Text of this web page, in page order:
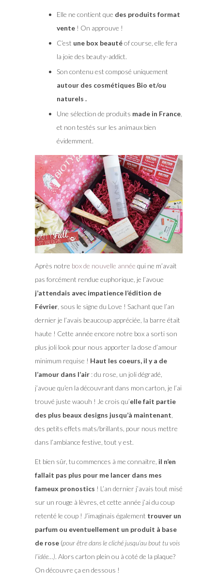
Elle ne contient que des produits format
vente! On approuve !
C’est une box beautéof course, elle fera
la joie des beauty-addict.
Son contenu est composé uniquement
autour des cosmétiques Bio et/ou
naturels .
Une sélection de produits made in France,
et non testés sur les animaux bien
évidemment.
Après notre box de nouvelle année qui ne m’avait
pas forcément rendue euphorique, je l’avoue
j’attendais avec impatience l’édition de
Février, sous le signe du Love ! Sachant que l’an
dernier je l’avais beaucoup appréciée, la barre était
haute ! Cette année encore notre box a sorti son
plus joli look pour nous apporter la dose d’amour
minimum requise ! Haut les coeurs, il y a de
l’amour dans l’air: du rose, un joli dégradé,
j’avoue qu’en la découvrant dans mon carton, je l’ai
trouvé juste waouh ! Je crois qu’elle fait partie
des plus beaux designs jusqu’à maintenant
des petits effets mats/brillants, pour nous mettre
dans l’ambiance festive, tout y est.
Et bien sûr, tu commences à me connaitre, il n’en
fallait pas plus pour me lancer dans mes
fameux pronostics ! L’an dernier j’avais tout misé
sur un rouge à lèvres, et cette année j’ai du coup
retenté le coup ! J’imaginais également trouver un
parfum ou eventuellement un produit à base
de rose(pour être dans le cliché jusqu’au bout tu vois
l’idée…). Alors carton plein ou à coté de la plaque?
On découvre ça en dessous !